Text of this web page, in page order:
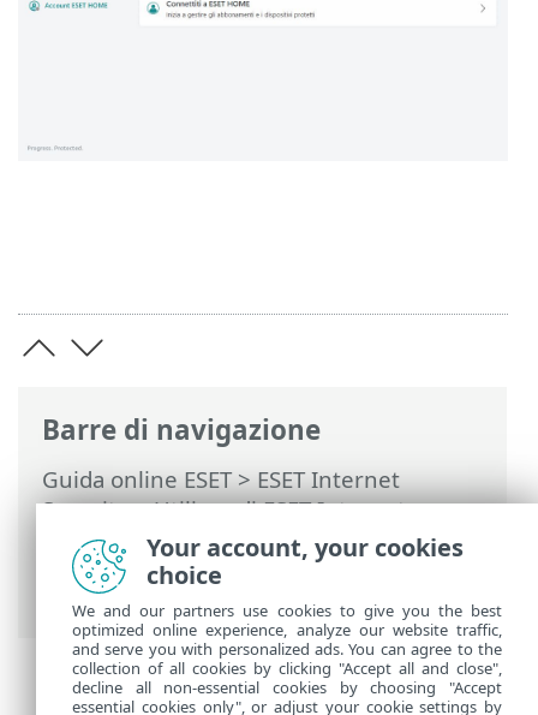
Barre di navigazione
Guida online ESET> ESET Internet
Security>Utilizzo di ESET Internet
Security
>Account ESET HOME>Esegui
la connessione a ESET HOME
l’autenticazione a ESET HOME
Your account, your cookies
choice
We and our partners use cookies to give you the best
optimized online experience, analyze our website traffic,
and serve you with personalized ads. You can agree to the
collection of all cookies by clicking "Accept all and close",
decline all non-essential cookies by choosing "Accept
essential cookies only", or adjust your cookie settings by